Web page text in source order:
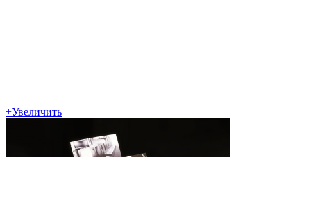
+Увеличить